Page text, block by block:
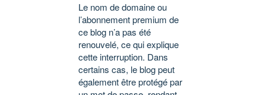
Le nom de domaine ou
l’abonnement premium de
ce blog n’a pas été
renouvelé, ce qui explique
cette interruption. Dans
certains cas, le blog peut
également être protégé par